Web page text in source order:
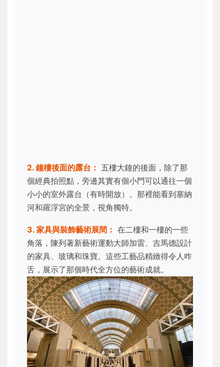
2. 鐘樓後面的露台： 五樓大鐘的後面，除了那
個經典拍照點，旁邊其實有個小門可以通往一個
小小的室外露台（有時開放）。那裡能看到塞納
河和羅浮宮的全景，視角獨特。
3. 家具與裝飾藝術展間： 在二樓和一樓的一些
角落，陳列著新藝術運動大師加雷、吉馬德設計
的家具、玻璃和珠寶。這些工藝品精緻得令人咋
舌，展示了那個時代全方位的藝術成就。